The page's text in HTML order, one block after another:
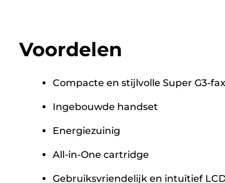
Voordelen
Compacte en stijlvolle Super G3-fax
Ingebouwde handset
Energiezuinig
All-in-One cartridge
Gebruiksvriendelijk en intuïtief